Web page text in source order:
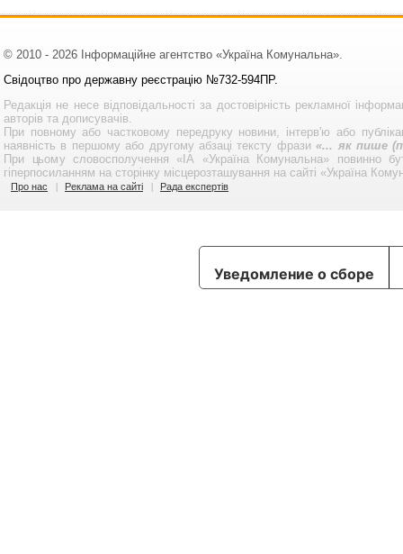
© 2010 - 2026 Інформаційне агентство «Україна Комунальна».
Свідоцтво про державну реєстрацію №732-594ПР.
Редакція не несе відповідальності за достовірність рекламної
авторів та дописувачів.
При повному або частковому передруку новини, інтерв'ю або
наявність в першому або другому абзаці тексту фрази«... як пише
При цьому словосполучення «ІА «Україна Комунальна» повинно
гіперпосиланням на сторінку місцерозташування на сайті «Україна
Про нас Реклама на сайті Рада експертів
Уведомление о сборе